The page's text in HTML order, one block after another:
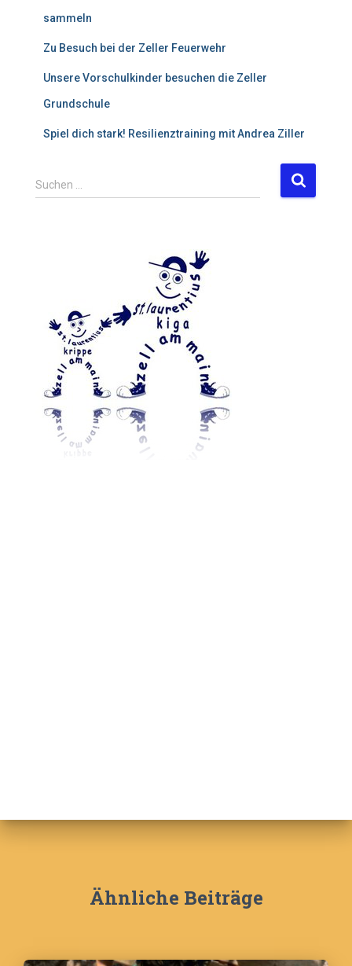
sammeln
Zu Besuch bei der Zeller Feuerwehr
Unsere Vorschulkinder besuchen die Zeller
Grundschule
Spiel dich stark! Resilienztraining mit Andrea Ziller
S
u
Suchen …
Ähnliche Beiträge